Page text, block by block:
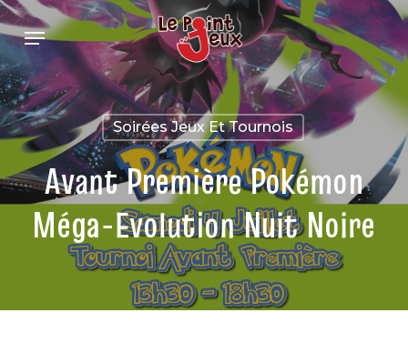
Skip
to
main
content
Menu
Soirées Jeux Et Tournois
Avant Première Pokémon
Méga-Evolution Nuit Noire